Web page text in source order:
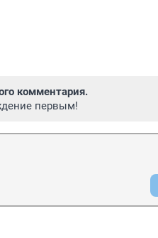
комментария.
первым!